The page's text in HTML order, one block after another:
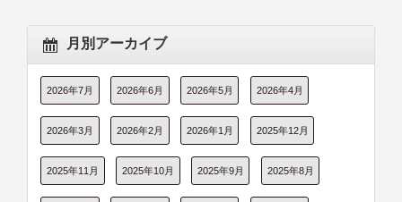
月別アーカイブ
2026年7月 2026年6月 2026年5月 2026年4月
2026年3月 2026年2月 2026年1月 2025年12月
2025年11月 2025年10月 2025年9月 2025年8月